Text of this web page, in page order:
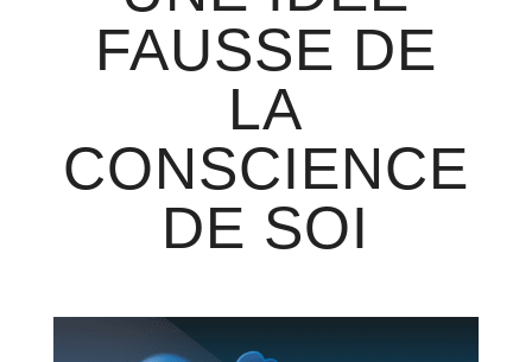
FAUSSE DE
LA
CONSCIENCE
DE SOI